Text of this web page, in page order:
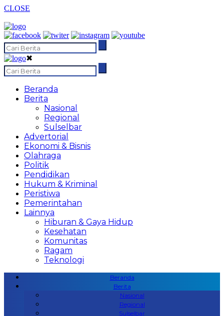
CLOSE
✖
Beranda
Berita
Nasional
Regional
Sulselbar
Advertorial
Ekonomi & Bisnis
Olahraga
Politik
Pendidikan
Hukum & Kriminal
Peristiwa
Pemerintahan
Lainnya
Hiburan & Gaya Hidup
Kesehatan
Komunitas
Ragam
Teknologi
Beranda
Berita
Nasional
Regional
Sulselbar